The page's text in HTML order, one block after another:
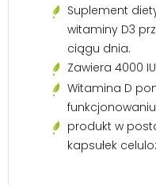
Suplement
witaminy D3
ciągu dnia.
Zawiera 4000
Witamina D
produkt w
kapsułek